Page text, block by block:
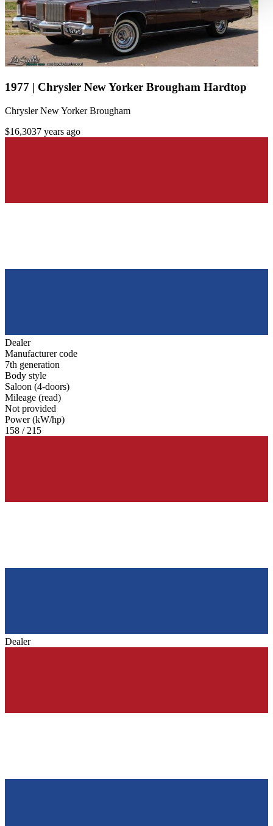
haben oder die sie im Rahmen Ihrer Nutzung der Dienste
gesammelt haben.
Datenschutzerklärung
1977 | Chrysler New Yorker Brougham Hardtop
Chrysler New Yorker Brougham
$16,3037 years ago
Dealer
Manufacturer code
7th generation
Body style
Saloon (4-doors)
Mileage (read)
Not provided
Power (kW/hp)
158 / 215
Dealer